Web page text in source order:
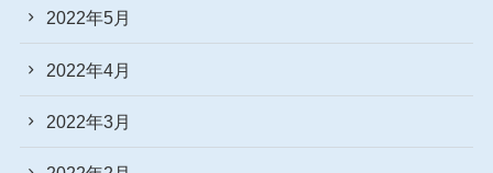
2022年5月
2022年4月
2022年3月